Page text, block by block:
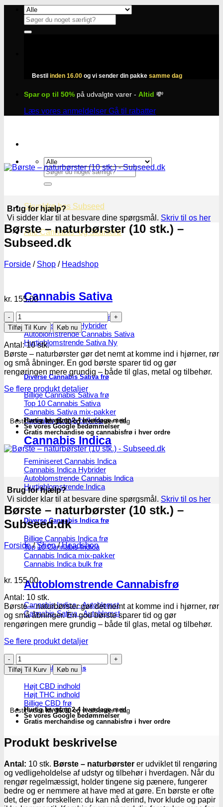
Fortsæt
indhold
Søg
efter:
Bestil inden 16.00 og vi sender din pakke samme dag
Spar op til 50% på udvalgte varer - Altid 💸
Læs vores anmeldelser Gå til rabatter
Søg
efter:
Skunkfrø hos Subseed
Alle Cannabis -og Skunkfrø
Cannabis Sativa
Feminiseret Cannabis Sativa
Cannabis Sativa Hybrider
Autoblomstrende Cannabis Sativa
Hurtigblomstrende Sativa
Diverse Cannabis Sativa frø
Billige Cannabis Sativa frø
Top 10 Cannabis Sativa
Cannabis Sativa mix-pakker
Cannabis Sativa bulk frø
Cannabis Indica
Feminiseret Cannabis Indica
Cannabis Indica Hybrider
Autoblomstrende Cannabis Indica
Hurtigblomstrende Indica
Diverse Cannabis Indica frø
Billige Cannabis Indica frø
Top 10 Cannabis Indica
Cannabis Indica mix-pakker
Cannabis Indica bulk frø
Autoblomstrende Cannabisfrø
Cannabis Indica - Autoblomst
Cannabis Sativa - Autoblomst
Medicinsk Cannabis
Højt CBD indhold
Højt THC indhold
Billige CBD frø
Brug for hjælp?
Vi sidder klar til at besvare dine spørgsmål. Skriv til os her
Børste – naturbørster (10 stk.) –
Subseed.dk
Forside / Shop / Headshop
kr. 155.00
Børste
–
naturbørster
(10
stk.)
-
Subseed.dk
antal
Tilføj Til Kurv Køb nu
Antal: 10 stk.
Børste – naturbørster gør det nemt at komme ind i hjørner, rør
og små åbninger. En god børste sparer tid og gør
rengøringen mere grundig – både til glas, metal og tilbehør.
Se flere produkt detaljer
Bestil indenkl. 16.00og vi afsender i dag
Hurtig levering 2-4 hverdage med
Se vores Google bedømmelser
Gratis merchandise og cannabisfrø i hver ordre
Brug for hjælp?
Vi sidder klar til at besvare dine spørgsmål. Skriv til os her
Børste – naturbørster (10 stk.) –
Subseed.dk
Forside / Shop / Headshop
kr. 155.00
Antal: 10 stk.
Børste – naturbørster gør det nemt at komme ind i hjørner, rør
og små åbninger. En god børste sparer tid og gør
rengøringen mere grundig – både til glas, metal og tilbehør.
Se flere produkt detaljer
Børste
–
naturbørster
(10
stk.)
Subseed.dk
antal
Tilføj Til Kurv Køb nu
Bestil indenkl. 16.00og vi afsender i dag
Hurtig levering 2-4 hverdage med
Se vores Google bedømmelser
Gratis merchandise og cannabisfrø i hver ordre
Produkt beskrivelse
Antal: 10 stk. Børste – naturbørster er udviklet til rengøring
og vedligeholdelse af udstyr og tilbehør i hverdagen. Når du
rengør regelmæssigt, holder tingene sig pænere, fungerer
bedre og er nemmere at have med at gøre. En børste er ofte
det, der gør forskellen: du kan nå derind, hvor klude og papir